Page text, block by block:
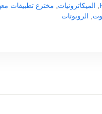
الميكاترونيات مخترع تطبيقات
الروبوتات